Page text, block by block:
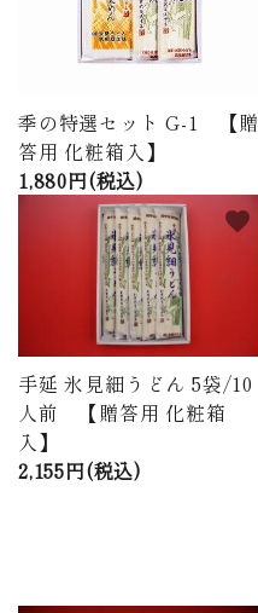
季の特選セット G-1 【贈
答用 化粧箱入】
1,880円(税込)
手延 氷見細うどん 5袋/10
人前 【贈答用 化粧箱
入】
2,155円(税込)
favorite